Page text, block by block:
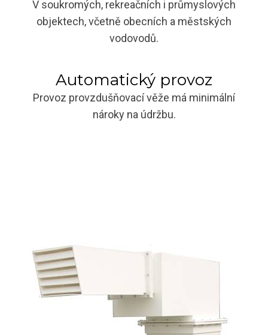
V soukromých, rekreačních i průmyslových
objektech, včetně obecních a městských
vodovodů.
Automatický provoz
Provoz provzdušňovací věže má minimální
nároky na údržbu.